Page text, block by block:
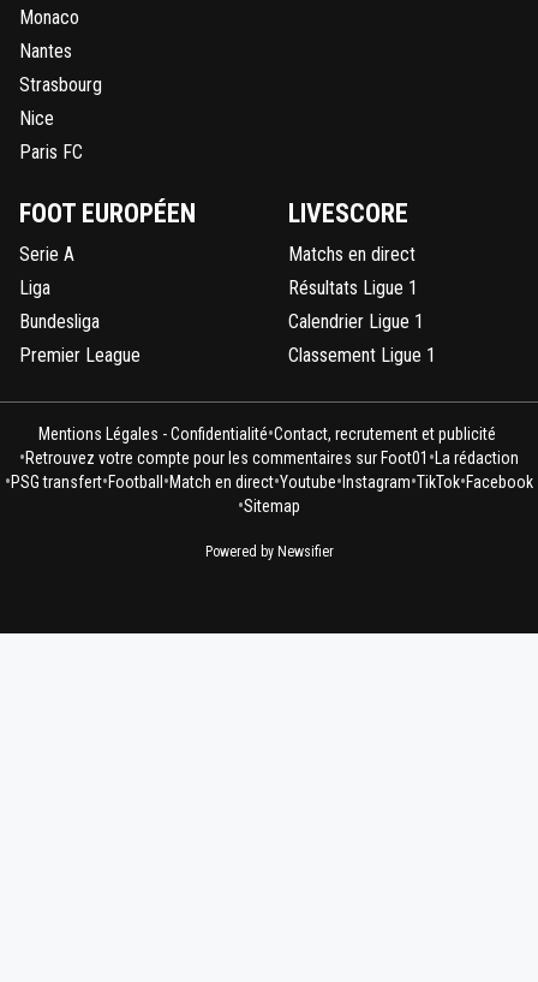
Monaco
Nantes
Strasbourg
Nice
Paris FC
FOOT EUROPÉEN
Serie A
Liga
Bundesliga
Premier League
LIVESCORE
Matchs en direct
Résultats Ligue 1
Calendrier Ligue 1
Classement Ligue 1
Mentions Légales - Confidentialité•Contact, recrutement et publicité
•Retrouvez votre compte pour les commentaires sur Foot01 • La rédaction
•PSG transfert•Football •Match en direct•Youtube• Instagram•TikTok•Facebook
•Sitemap
Powered by Newsifier